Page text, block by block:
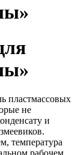
пластмассовых
не
и
температура